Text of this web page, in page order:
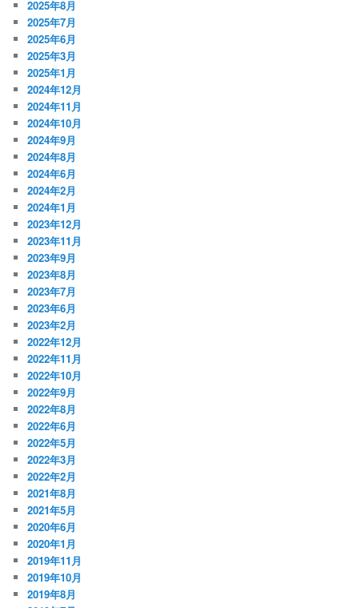
2025年8月
2025年7月
2025年6月
2025年3月
2025年1月
2024年12月
2024年11月
2024年10月
2024年9月
2024年8月
2024年6月
2024年2月
2024年1月
2023年12月
2023年11月
2023年9月
2023年8月
2023年7月
2023年6月
2023年2月
2022年12月
2022年11月
2022年10月
2022年9月
2022年8月
2022年6月
2022年5月
2022年3月
2022年2月
2021年8月
2021年5月
2020年6月
2020年1月
2019年11月
2019年10月
2019年8月